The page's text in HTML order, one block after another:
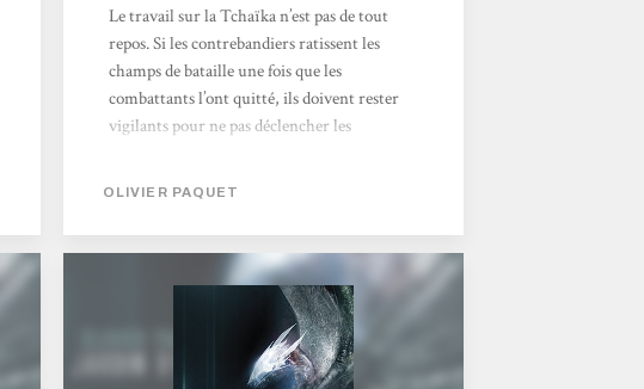
Le travail sur la Tchaïka n’est pas de tout
repos. Si les contrebandiers ratissent les
champs de bataille une fois que les
combattants l’ont quitté, ils doivent rester
vigilants pour ne pas déclencher les
les plantes-bombes de la Coop ne font pas la
distinction entre les différents camps. Mais
le champ de bataille où ils récupèrent cet
inconnu est inhabituel. Ils trouvent nombre
de carcasses d’aéronefs à désosser, mais les
morts sont nombreux et ce qui les a causé...
OLIVIER PAQUET